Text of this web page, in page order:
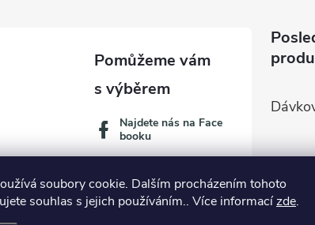
soubory cookie. Dalším procházením tohoto
souhlas s jejich používáním.. Více informacízde.
Najdete nás na Face
booku